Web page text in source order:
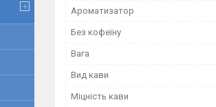
Ароматизатор
Без кофеїну
Вага
Вид кави
Міцність кави